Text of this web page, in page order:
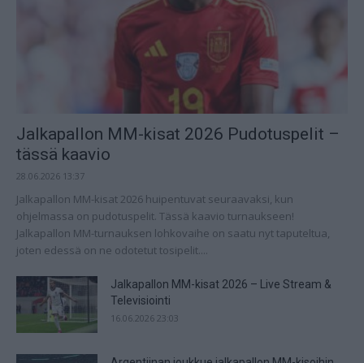
Jalkapallon MM-kisat 2026 Pudotuspelit –
tässä kaavio
28.06.2026 13:37
Jalkapallon MM-kisat 2026 huipentuvat seuraavaksi, kun
ohjelmassa on pudotuspelit. Tässä kaavio turnaukseen!
Jalkapallon MM-turnauksen lohkovaihe on saatu nyt taputeltua,
joten edessä on ne odotetut tosipelit....
Jalkapallon MM-kisat 2026 – Live Stream &
Televisiointi
16.06.2026 23:03